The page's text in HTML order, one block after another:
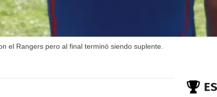
el Rangers pero al final terminó siendo suplente.